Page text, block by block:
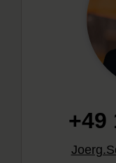
+49